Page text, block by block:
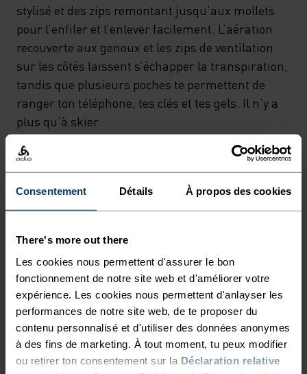
Consentement Détails À propos des cookies
There's more out there
Les cookies nous permettent d'assurer le bon
fonctionnement de notre site web et d'améliorer votre
expérience. Les cookies nous permettent d'anlayser les
performances de notre site web, de te proposer du
contenu personnalisé et d'utiliser des données anonymes
à des fins de marketing. À tout moment, tu peux modifier
ou retirer ton consentement sur la Déclaration relative
stylisé et des zips remontant jusqu’aux mollets
pour l’enfiler et l’enlever facilement. L’aération
recouverte aux genoux et les zips de ventilation
sur les côtés laissent s’échapper la transpiration,
tandis que plusieurs poches te permettent de
ranger ton téléphone, tes clés et tes gels. Il n’y a
plus qu’à skier.
LE SKI DE FOND RÉINVENTÉ
Le ski nordique autrement. Des vêtements
techniques et fonctionnels, le style en plus.
NIVEAU D'ACTIVITÉ
MODÉRÉ ÉLEVÉ